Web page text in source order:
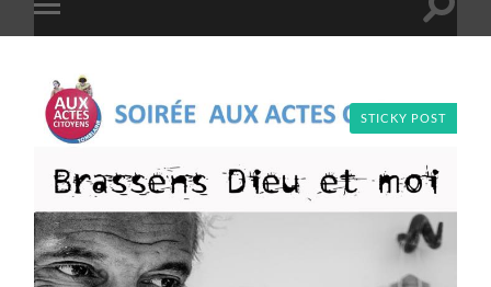
Toggle
mobile
Toggle
STICKY POST